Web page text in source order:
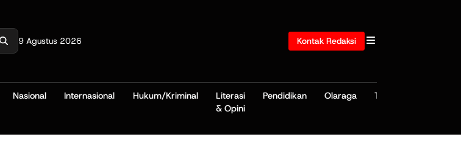
9 Agustus 2026 Kontak Redaksi
Nasional Internasional Hukum/Kriminal
Literasi
& Opini
Pendidikan Olaraga TNI/POLRI